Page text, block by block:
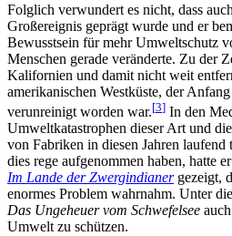
Folglich verwundert es nicht, dass
Großereignis geprägt wurde und er
Bewusstsein für mehr Umweltschutz
Menschen gerade veränderte. Zu der
Kalifornien und damit nicht weit
amerikanischen Westküste, der
verunreinigt worden war.[3] In den
Umweltkatastrophen dieser Art und
von Fabriken in diesen Jahren laufend
dies rege aufgenommen haben, hatte
Im Lande der Zwergindianergezeigt,
enormes Problem wahrnahm. Unter
Das Ungeheuer vom Schwefelsee
Umwelt zu schützen.